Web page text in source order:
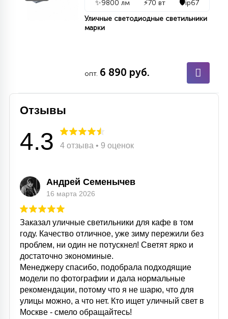
С УПРАВЛЕНИЕМ
✨9800 лм ⚡70 вт 🛡️ip67
Уличные светодиодные светильники
марки
опт. 6 890 руб.
Отзывы
4.3 4 отзыва • 9 оценок
Андрей Семенычев
16 марта 2026
Заказал уличные светильники для кафе в том
году. Качество отличное, уже зиму пережили без
проблем, ни один не потускнел! Светят ярко и
достаточно экономиные.
Менеджеру спасибо, подобрала подходящие
модели по фотографии и дала нормальные
рекомендации, потому что я не шарю, что для
улицы можно, а что нет. Кто ищет уличный свет в
Москве - смело обращайтесь!